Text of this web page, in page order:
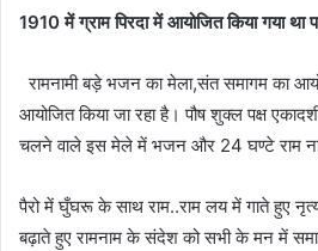
1910 में ग्राम पिरदा में आयोजित किया गया था
रामनामी बड़े भजन का मेला,संत समागम का
आयोजित किया जा रहा है। पौष शुक्ल पक्ष
चलने वाले इस मेले में भजन और 24 घण्टे राम
पैरो में घुँघरू के साथ राम..राम लय में गाते हुए
बढ़ाते हुए रामनाम के संदेश को सभी के मन में